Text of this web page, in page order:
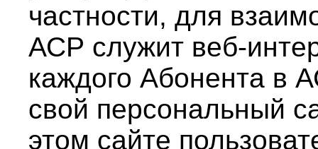
частности, для
АСР служит веб-
каждого Абонента в
свой персональный
этом сайте